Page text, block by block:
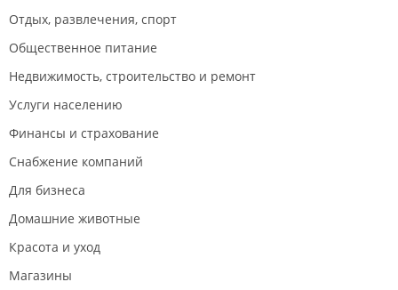
Отдых, развлечения, спорт
Общественное питание
Недвижимость, строительство и ремонт
Услуги населению
Финансы и страхование
Снабжение компаний
Для бизнеса
Домашние животные
Красота и уход
Магазины